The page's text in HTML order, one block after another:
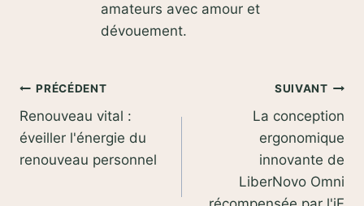
amateurs avec amour et
dévouement.
Navigation
de
l’article
PRÉCÉDENT
Renouveau vital :
éveiller l'énergie du
renouveau personnel
SUIVANT
La conception
ergonomique
innovante de
LiberNovo Omni